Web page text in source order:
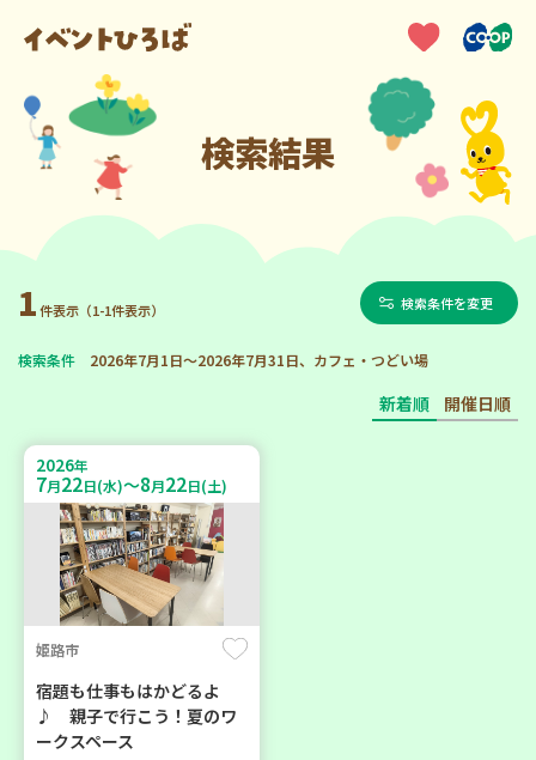
検索結果
1件表示（1-1件表示） 検索条件を変更
検索条件 2026年7月1日～2026年7月31日、カフェ・つどい場
新着順 開催日順
2026年
7月22日(水)～8月22日(土)
姫路市
宿題も仕事もはかどるよ
♪ 親子で行こう！夏のワ
ークスペース